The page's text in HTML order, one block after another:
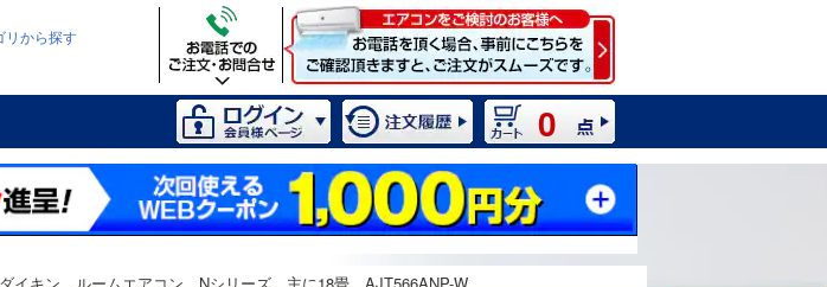
リから探す
0